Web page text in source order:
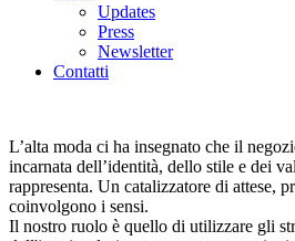
Updates
Press
Newsletter
Contatti
L’alta moda ci ha insegnato che il
incarnata dell’identità, dello stile e dei
rappresenta. Un catalizzatore di attese,
coinvolgono i sensi.
Il nostro ruolo è quello di utilizzare gli